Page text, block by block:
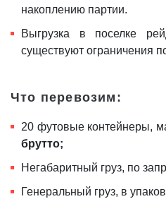
накоплению партии.
Выгрузка в поселке
существуют ограничения
Что перевозим:
20 футовые контейнеры,
брутто;
Негабаритный груз, по
Генеральный груз, в